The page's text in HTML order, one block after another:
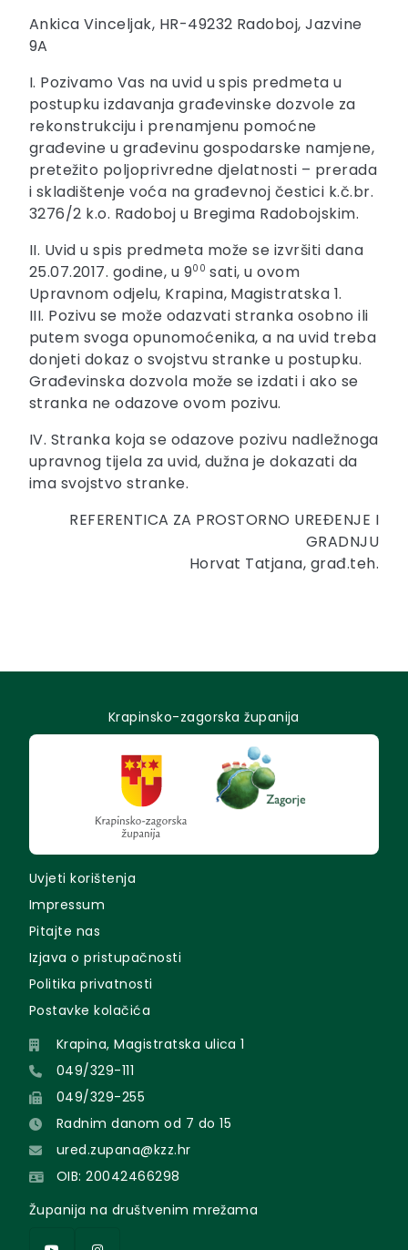
Ankica Vinceljak, HR-49232 Radoboj, Jazvine
9A
I. Pozivamo Vas na uvid u spis predmeta u
postupku izdavanja građevinske dozvole za
rekonstrukciju i prenamjenu pomoćne
građevine u građevinu gospodarske namjene,
pretežito poljoprivredne djelatnosti – prerada
i skladištenje voća na građevnoj čestici k.č.br.
3276/2 k.o. Radoboj u Bregima Radobojskim.
II. Uvid u spis predmeta može se izvršiti dana
25.07.2017. godine, u 900 sati, u ovom
Upravnom odjelu, Krapina, Magistratska 1.
III. Pozivu se može odazvati stranka osobno ili
putem svoga opunomoćenika, a na uvid treba
donjeti dokaz o svojstvu stranke u postupku.
Građevinska dozvola može se izdati i ako se
stranka ne odazove ovom pozivu.
IV. Stranka koja se odazove pozivu nadležnoga
upravnog tijela za uvid, dužna je dokazati da
ima svojstvo stranke.
REFERENTICA ZA PROSTORNO UREĐENJE I
GRADNJU
Horvat Tatjana, građ.teh.
Krapinsko-zagorska županija
Uvjeti korištenja
Impressum
Pitajte nas
Izjava o pristupačnosti
Politika privatnosti
Postavke kolačića
Krapina, Magistratska ulica 1
049/329-111
049/329-255
Radnim danom od 7 do 15
ured.zupana@kzz.hr
OIB: 20042466298
Županija na društvenim mrežama